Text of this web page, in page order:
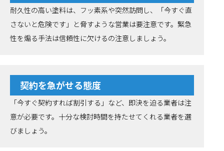
耐久性の高い塗料は、フッ素系や突然訪問し、「今すぐ直
さないと危険です」と脅すような営業は要注意です。緊急
性を煽る手法は信頼性に欠けるの注意しましょう。
契約を急がせる態度
「今すぐ契約すれば割引する」など、即決を迫る業者は注
意が必要です。十分な検討時間を持たせてくれる業者を選
びましょう。